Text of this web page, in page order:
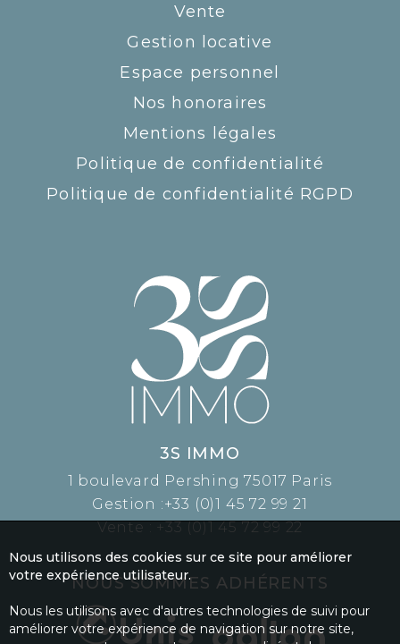
Vente
Gestion locative
Espace personnel
Nos honoraires
Mentions légales
Politique de confidentialité
Politique de confidentialité RGPD
3S IMMO
1 boulevard Pershing 75017 Paris
Gestion :+33 (0)1 45 72 99 21
Vente :+33 (0)1 45 72 99 22
NOUS SOMMES ADHÉRENTS
Nous utilisons des cookies sur ce site pour améliorer
votre expérience utilisateur.
Nous les utilisons avec d'autres technologies de suivi pour
améliorer votre expérience de navigation sur notre site,